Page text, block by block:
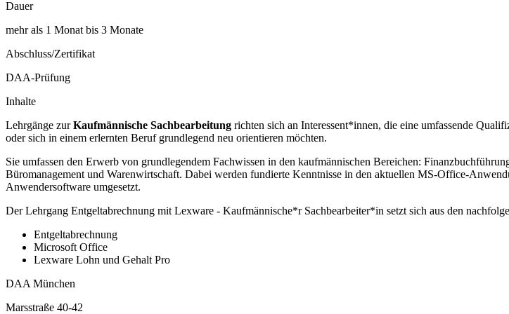
Dauer
mehr als 1 Monat bis 3 Monate
Abschluss/Zertifikat
DAA-Prüfung
Inhalte
Lehrgänge zurKaufmännische Sachbearbeitung richten sich an Interessent*innen, die eine umfassende
oder sich in einem erlernten Beruf grundlegend neu orientieren möchten.
Sie umfassen den Erwerb von grundlegendem Fachwissen in den kaufmännischen Bereichen:
Büromanagement und Warenwirtschaft. Dabei werden fundierte Kenntnisse in den aktuellen MS-Office-
Anwendersoftware umgesetzt.
Der Lehrgang Entgeltabrechnung mit Lexware - Kaufmännische*r Sachbearbeiter*in setzt sich aus den
Entgeltabrechnung
Microsoft Office
Lexware Lohn und Gehalt Pro
DAA München
Marsstraße 40-42